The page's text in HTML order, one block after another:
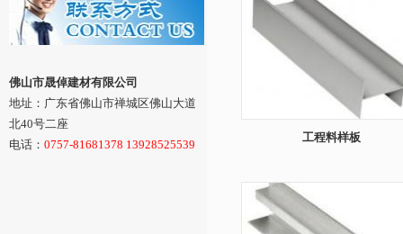
佛山市晟倬建材有限公司
地址：广东省佛山市禅城区佛山大道
北40号二座
电话： 0757-81681378 13928525539
工程料样板